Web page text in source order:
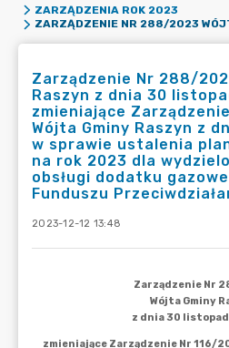
ZARZĄDZENIA ROK 2023
Zarządzenie Nr 288/
Raszyn z dnia 30
zmieniające
Wójta Gminy Raszyn z
w sprawie ustalenia
na rok 2023 dla
obsługi dodatku
Funduszu
2023-12-12 13:48